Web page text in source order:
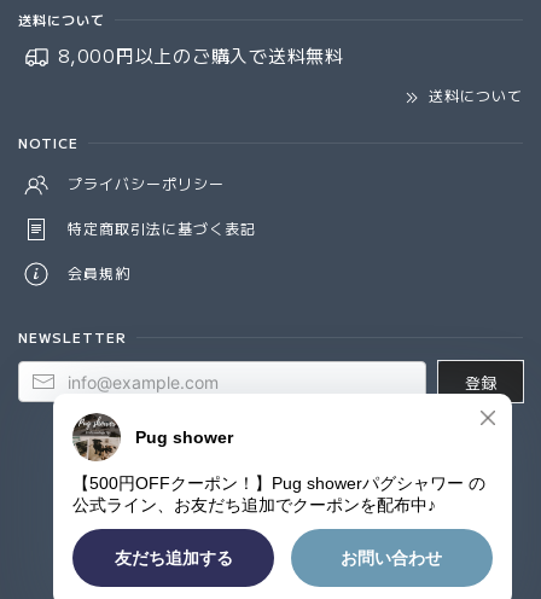
送料について
8,000円以上のご購入で送料無料
送料について
NOTICE
プライバシーポリシー
特定商取引法に基づく表記
会員規約
NEWSLETTER
登録
© Pug shower - パグシャワー パグ雑貨専門店